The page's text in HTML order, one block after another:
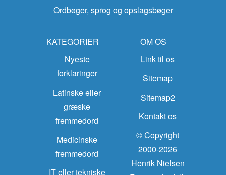
Ordbøger, sprog og opslagsbøger
KATEGORIER
Nyeste
forklaringer
Latinske eller
græske
fremmedord
Medicinske
fremmedord
IT eller tekniske
OM OS
Link til os
Sitemap
Sitemap2
Kontakt os
© Copyright
2000-2026
Henrik Nielsen